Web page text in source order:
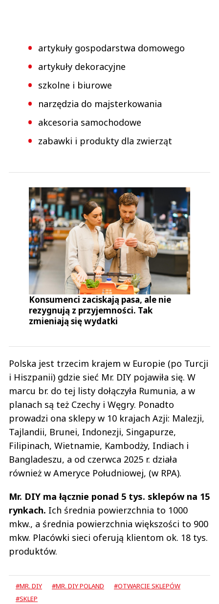
artykuły gospodarstwa domowego
artykuły dekoracyjne
szkolne i biurowe
narzędzia do majsterkowania
akcesoria samochodowe
zabawki i produkty dla zwierząt
Konsumenci zaciskają pasa, ale nie
rezygnują z przyjemności. Tak
zmieniają się wydatki
Polska jest trzecim krajem w Europie (po Turcji
i Hiszpanii) gdzie sieć Mr. DIY pojawiła się. W
marcu br. do tej listy dołączyła Rumunia, a w
planach są też Czechy i Węgry. Ponadto
prowadzi ona sklepy w 10 krajach Azji: Malezji,
Tajlandii, Brunei, Indonezji, Singapurze,
Filipinach, Wietnamie, Kambodży, Indiach i
Bangladeszu, a od czerwca 2025 r. działa
również w Ameryce Południowej, (w RPA).
Mr. DIY ma łącznie ponad 5 tys. sklepów na 15
rynkach. Ich średnia powierzchnia to 1000
mkw., a średnia powierzchnia większości to 900
mkw. Placówki sieci oferują klientom ok. 18 tys.
produktów.
#MR. DIY #MR. DIY POLAND
#OTWARCIE SKLEPÓW
#SKLEP